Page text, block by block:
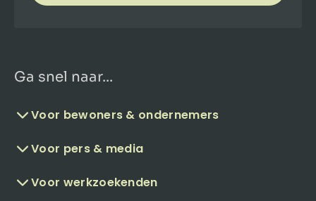
Ga snel naar...
Voor bewoners & ondernemers
Voor pers & media
Voor werkzoekenden